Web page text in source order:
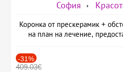
София
Коронка от прескерамик +
на план на лечение,
-31%
409.03€